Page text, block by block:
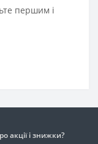
першим і
акції і знижки?